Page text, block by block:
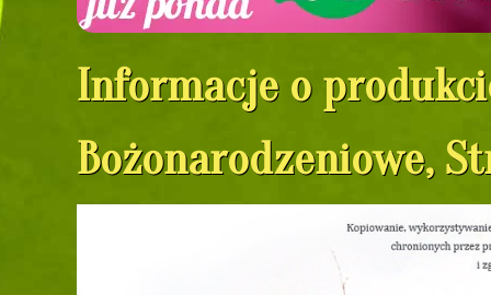
Informacje o
Bożonarodzeniowe,